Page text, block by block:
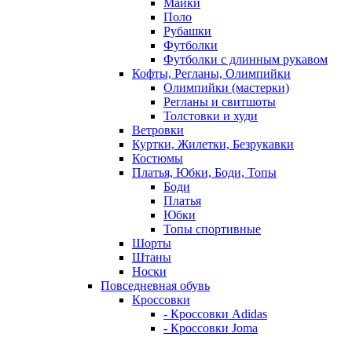
Поло
Рубашки
Футболки
Футболки с длинным рукавом
Кофты, Регланы, Олимпийки
Олимпийки (мастерки)
Регланы и свитшоты
Толстовки и худи
Ветровки
Куртки, Жилетки, Безрукавки
Костюмы
Платья, Юбки, Боди, Топы
Боди
Платья
Юбки
Топы спортивные
Шорты
Штаны
Носки
Повседневная обувь
Кроссовки
- Кроссовки Adidas
- Кроссовки Joma